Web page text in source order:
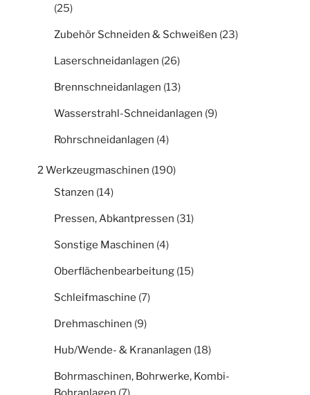
(25)
Zubehör Schneiden & Schweißen (23)
Laserschneidanlagen (26)
Brennschneidanlagen (13)
Wasserstrahl-Schneidanlagen (9)
Rohrschneidanlagen (4)
2 Werkzeugmaschinen (190)
Stanzen (14)
Pressen, Abkantpressen (31)
Sonstige Maschinen (4)
Oberflächenbearbeitung (15)
Schleifmaschine (7)
Drehmaschinen (9)
Hub/Wende- & Krananlagen (18)
Bohrmaschinen, Bohrwerke, Kombi-